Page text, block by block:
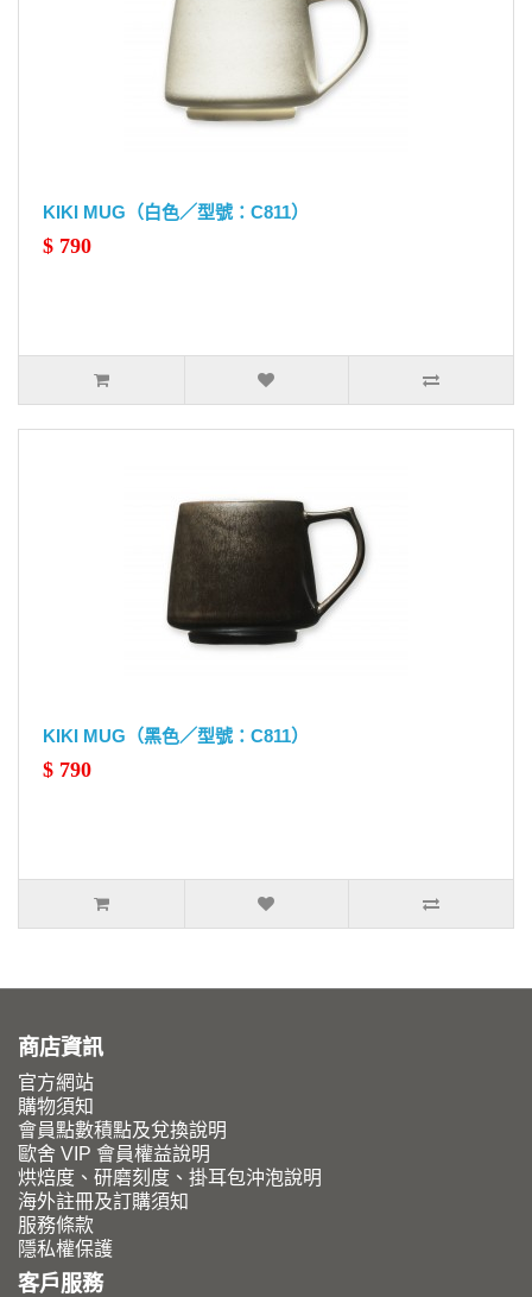
KIKI MUG（白色／型號：C811）
$ 790
KIKI MUG（黑色／型號：C811）
$ 790
商店資訊
官方網站
購物須知
會員點數積點及兌換說明
歐舍 VIP 會員權益說明
烘焙度、研磨刻度、掛耳包沖泡說明
海外註冊及訂購須知
服務條款
隱私權保護
客戶服務